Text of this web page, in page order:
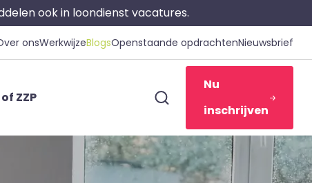
ook in loondienst vacatures.
onsWerkwijzeBlogsOpenstaande opdrachtenNieuwsbrief
ZZP
Nu
inschrijven